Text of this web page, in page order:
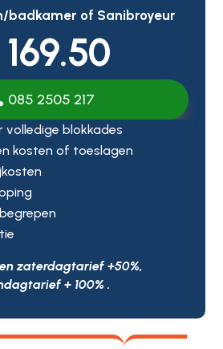
badkamer of Sanibroyeur
085 2505 217
volledige blokkades
kosten of toeslagen
zaterdagtarief +50%,
+ 100% .